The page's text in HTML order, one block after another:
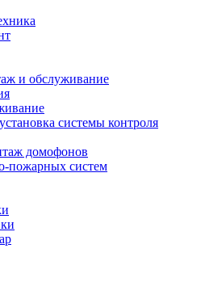
и обслуживание
системы контроля
домофонов
пожарных систем